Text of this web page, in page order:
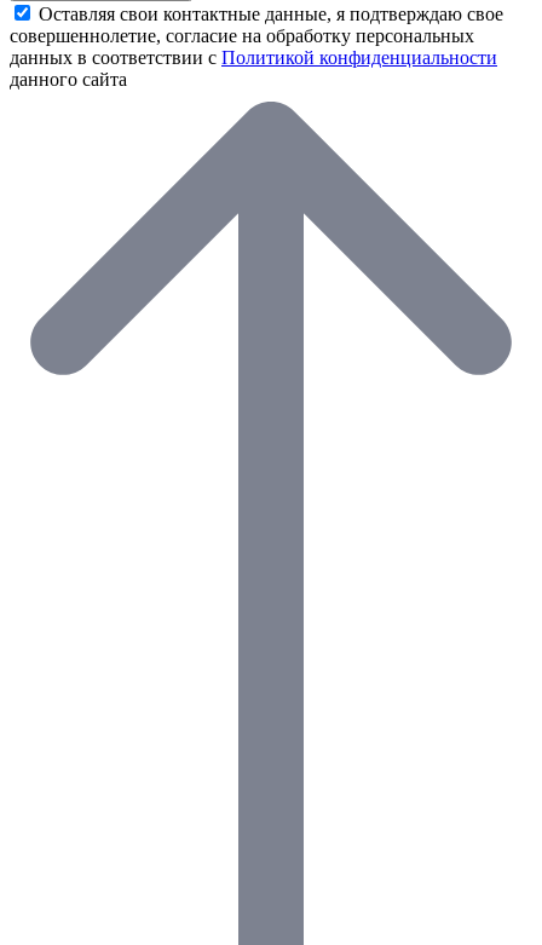
Оставляя свои контактные данные, я подтверждаю свое
совершеннолетие, согласие на обработку персональных
данных в соответствии с Политикой конфиденциальности
данного сайта